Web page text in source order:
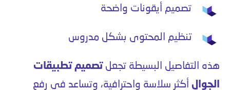
تصميم أيقونات واضحة
تنظيم المحتوى بشكل مدروس
هذه التفاصيل البسيطة تجعلتصميم تطبيقات
الجوال أكثر سلاسة واحترافية، وتساعد في رفع